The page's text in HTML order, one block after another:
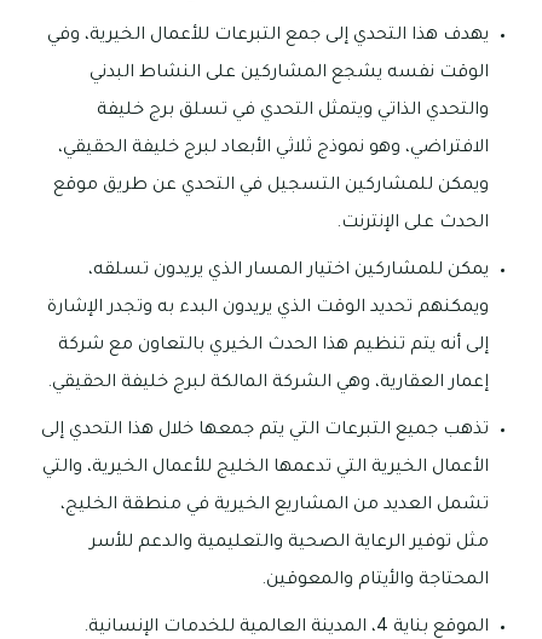
يهدف هذا التحدي إلى جمع التبرعات للأعمال الخيرية، وفي
الوقت نفسه يشجع المشاركين على النشاط البدني
والتحدي الذاتي ويتمثل التحدي في تسلق برج خليفة
الافتراضي، وهو نموذج ثلاثي الأبعاد لبرج خليفة الحقيقي،
ويمكن للمشاركين التسجيل في التحدي عن طريق موقع
الحدث على الإنترنت.
يمكن للمشاركين اختيار المسار الذي يريدون تسلقه،
ويمكنهم تحديد الوقت الذي يريدون البدء به وتجدر الإشارة
إلى أنه يتم تنظيم هذا الحدث الخيري بالتعاون مع شركة
إعمار العقارية، وهي الشركة المالكة لبرج خليفة الحقيقي.
تذهب جميع التبرعات التي يتم جمعها خلال هذا التحدي إلى
الأعمال الخيرية التي تدعمها الخليج للأعمال الخيرية، والتي
تشمل العديد من المشاريع الخيرية في منطقة الخليج،
مثل توفير الرعاية الصحية والتعليمية والدعم للأسر
المحتاجة والأيتام والمعوقين.
الموقع بناية 4، المدينة العالمية للخدمات الإنسانية.